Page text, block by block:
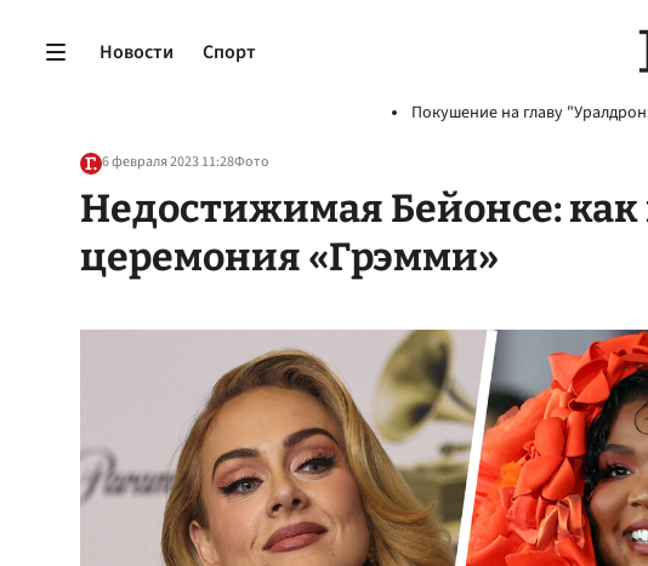
Новости Спорт
Покушение на главу
6 февраля 2023 11:28Фото
Недостижимая Бейонсе:
церемония «Грэмми»